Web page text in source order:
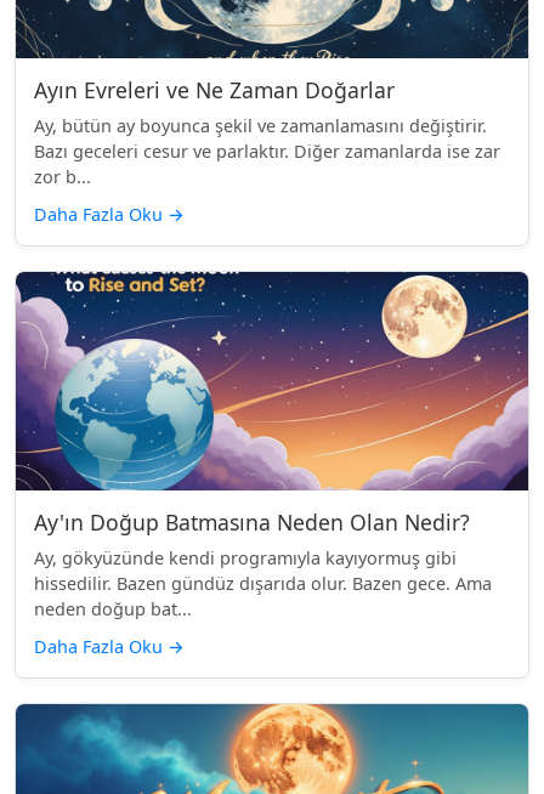
Ayın Evreleri ve Ne Zaman Doğarlar
Ay, bütün ay boyunca şekil ve zamanlamasını değiştirir.
Bazı geceleri cesur ve parlaktır. Diğer zamanlarda ise zar
zor b...
Daha Fazla Oku →
Ay'ın Doğup Batmasına Neden Olan Nedir?
Ay, gökyüzünde kendi programıyla kayıyormuş gibi
hissedilir. Bazen gündüz dışarıda olur. Bazen gece. Ama
neden doğup bat...
Daha Fazla Oku →